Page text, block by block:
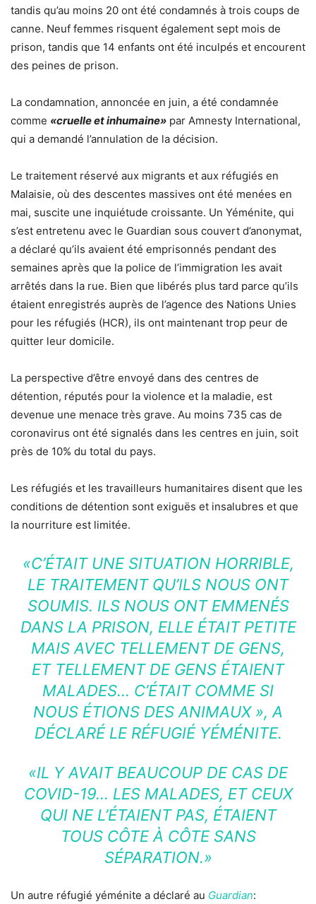
tandis qu’au moins 20 ont été condamnés à trois coups de
canne. Neuf femmes risquent également sept mois de
prison, tandis que 14 enfants ont été inculpés et encourent
des peines de prison.
La condamnation, annoncée en juin, a été condamnée
comme «cruelle et inhumaine» par Amnesty International,
qui a demandé l’annulation de la décision.
Le traitement réservé aux migrants et aux réfugiés en
Malaisie, où des descentes massives ont été menées en
mai, suscite une inquiétude croissante. Un Yéménite, qui
s’est entretenu avec le Guardian sous couvert d’anonymat,
a déclaré qu’ils avaient été emprisonnés pendant des
semaines après que la police de l’immigration les avait
arrêtés dans la rue. Bien que libérés plus tard parce qu’ils
étaient enregistrés auprès de l’agence des Nations Unies
pour les réfugiés (HCR), ils ont maintenant trop peur de
quitter leur domicile.
La perspective d’être envoyé dans des centres de
détention, réputés pour la violence et la maladie, est
devenue une menace très grave. Au moins 735 cas de
coronavirus ont été signalés dans les centres en juin, soit
près de 10% du total du pays.
Les réfugiés et les travailleurs humanitaires disent que les
conditions de détention sont exiguës et insalubres et que
la nourriture est limitée.
«C’ÉTAIT UNE SITUATION HORRIBLE,
LE TRAITEMENT QU’ILS NOUS ONT
SOUMIS. ILS NOUS ONT EMMENÉS
DANS LA PRISON, ELLE ÉTAIT PETITE
MAIS AVEC TELLEMENT DE GENS,
ET TELLEMENT DE GENS ÉTAIENT
MALADES… C’ÉTAIT COMME SI
NOUS ÉTIONS DES ANIMAUX », A
DÉCLARÉ LE RÉFUGIÉ YÉMÉNITE.
«IL Y AVAIT BEAUCOUP DE CAS DE
COVID-19… LES MALADES, ET CEUX
QUI NE L’ÉTAIENT PAS, ÉTAIENT
TOUS CÔTE À CÔTE SANS
SÉPARATION.»
Un autre réfugié yéménite a déclaré au Guardian: